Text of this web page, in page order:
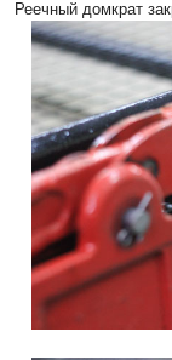
Реечный домкрат